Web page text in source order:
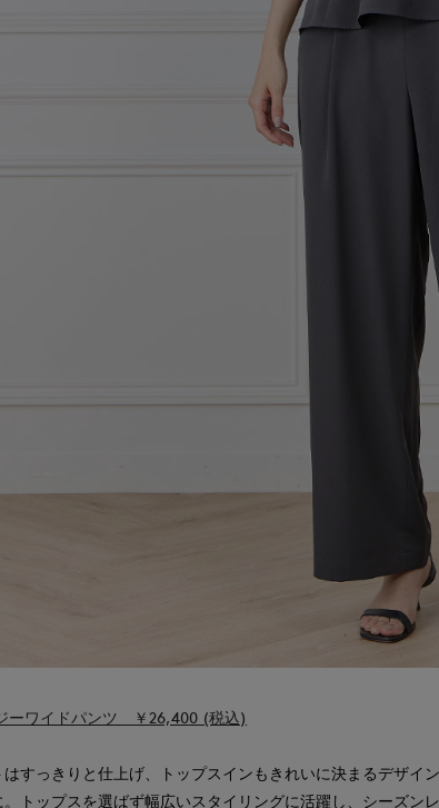
ーワイドパンツ ￥26,400 (税込)
はすっきりと仕上げ、トップスインもきれいに決まるデザイ
。トップスを選ばず幅広いスタイリングに活躍し、シーズン